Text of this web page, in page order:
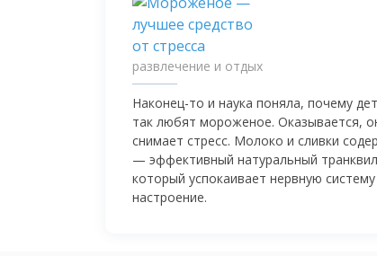
развлечение и отдых
Наконец-то и наука поняла, почему
так любят мороженое. Оказывается,
снимает стресс. Молоко и сливки
— эффективный натуральный
который успокаивает нервную
настроение.